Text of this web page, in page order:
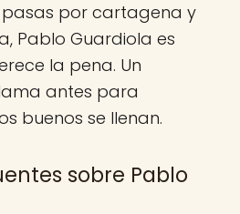
pasas por cartagena y
Pablo Guardiola es
la pena. Un
antes para
buenos se llenan.
sobre Pablo